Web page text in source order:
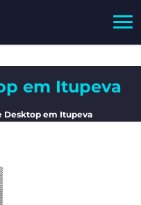
em Itupeva
Desktop em Itupeva